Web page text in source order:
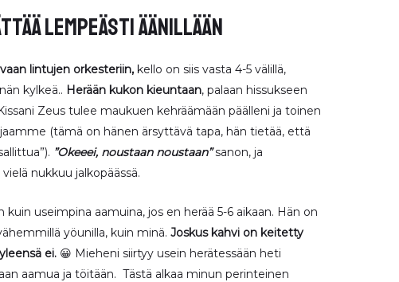
lempeästi äänillään
lintujen orkesteriin, kello on siis vasta 4-5 välillä,
kylkeä.. Herään kukon kieuntaan, palaan hissukseen
Zeus tulee maukuen kehräämään päälleni ja toinen
(tämä on hänen ärsyttävä tapa, hän tietää, että
”Okeeei, noustaan noustaan”sanon, ja
nukkuu jalkopäässä.
useimpina aamuina, jos en herää 5-6 aikaan. Hän on
yöunilla, kuin minä.Joskus kahvi on keitetty
ei. 😀 Mieheni siirtyy usein herätessään heti
aamua ja töitään. Tästä alkaa minun perinteinen